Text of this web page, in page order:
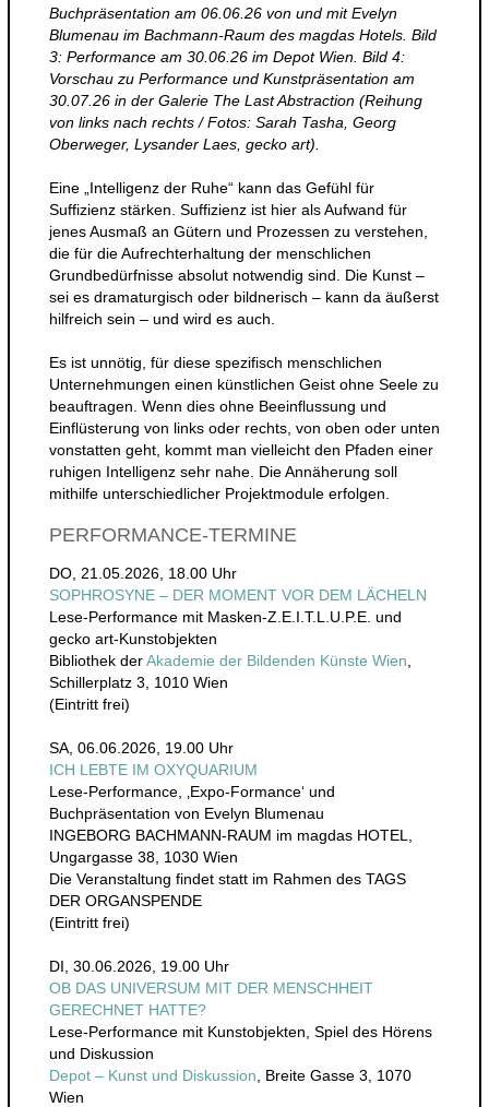
Buchpräsentation am 06.06.26 von und mit Evelyn
Blumenau im Bachmann-Raum des magdas Hotels. Bild
3: Performance am 30.06.26 im Depot Wien. Bild 4:
Vorschau zu Performance und Kunstpräsentation am
30.07.26 in der Galerie The Last Abstraction (Reihung
von links nach rechts / Fotos: Sarah Tasha, Georg
Oberweger, Lysander Laes, gecko art).
Eine „Intelligenz der Ruhe“ kann das Gefühl für
Suffizienz stärken. Suffizienz ist hier als Aufwand für
jenes Ausmaß an Gütern und Prozessen zu verstehen,
die für die Aufrechterhaltung der menschlichen
Grundbedürfnisse absolut notwendig sind. Die Kunst –
sei es dramaturgisch oder bildnerisch – kann da äußerst
hilfreich sein – und wird es auch.
Es ist unnötig, für diese spezifisch menschlichen
Unternehmungen einen künstlichen Geist ohne Seele zu
beauftragen. Wenn dies ohne Beeinflussung und
Einflüsterung von links oder rechts, von oben oder unten
vonstatten geht, kommt man vielleicht den Pfaden einer
ruhigen Intelligenz sehr nahe. Die Annäherung soll
mithilfe unterschiedlicher Projektmodule erfolgen.
PERFORMANCE-TERMINE
DO, 21.05.2026, 18.00 Uhr
SOPHROSYNE – DER MOMENT VOR DEM LÄCHELN
Lese-Performance mit Masken-Z.E.I.T.L.U.P.E. und
gecko art-Kunstobjekten
Bibliothek derAkademie der Bildenden Künste Wien
Schillerplatz 3, 1010 Wien
(Eintritt frei)
SA, 06.06.2026, 19.00 Uhr
ICH LEBTE IM OXYQUARIUM
Lese-Performance, ‚Expo-Formance‘ und
Buchpräsentation von Evelyn Blumenau
INGEBORG BACHMANN-RAUM im magdas HOTEL,
Ungargasse 38, 1030 Wien
Die Veranstaltung findet statt im Rahmen des TAGS
DER ORGANSPENDE
(Eintritt frei)
DI, 30.06.2026, 19.00 Uhr
OB DAS UNIVERSUM MIT DER MENSCHHEIT
GERECHNET HATTE?
Lese-Performance mit Kunstobjekten, Spiel des Hörens
und Diskussion
Depot – Kunst und Diskussion , Breite Gasse 3, 1070
Wien